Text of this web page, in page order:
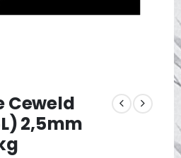
Ceweld
2,5mm